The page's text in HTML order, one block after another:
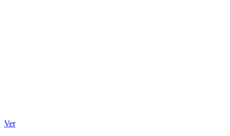
Ver